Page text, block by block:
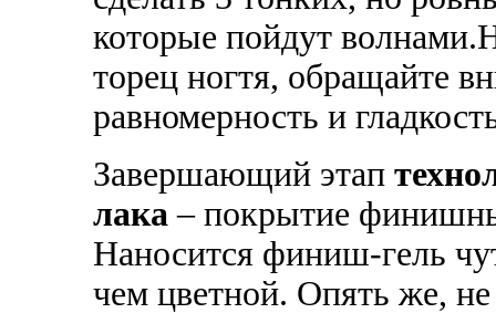
которые пойдут волнами.
торец ногтя, обращайте
равномерность и
Завершающий этап
лака – покрытие
Наносится финиш-гель
чем цветной. Опять же,